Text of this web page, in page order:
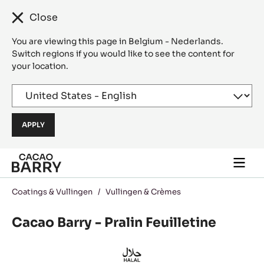
Close
You are viewing this page in Belgium - Nederlands.
Switch regions if you would like to see the content for
your location.
Skip to main content
main
Coatings & Vullingen / Vullingen & Crèmes
Cacao Barry - Pralin Feuilletine